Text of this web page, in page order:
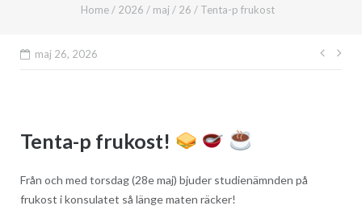
Home/ 2026 / maj / 26 / Tenta-p frukost
maj 26, 2026
Tenta-p frukost!
Från och med torsdag (28e maj) bjuder studienämnden på
frukost i konsulatet så länge maten räcker!